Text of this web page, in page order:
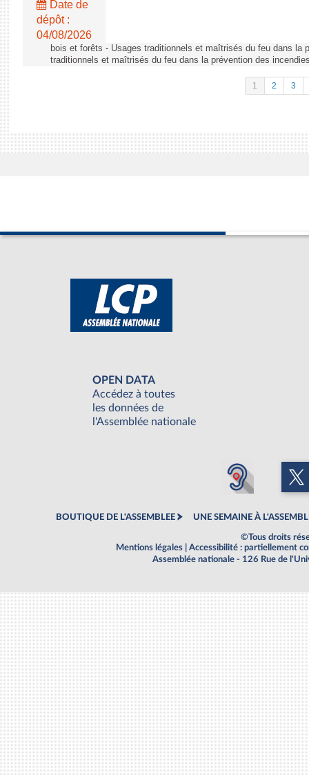
Date de
dépôt :
04/08/2026
bois et forêts - Usages traditionnels et maîtrisés du feu dans la
traditionnels et maîtrisés du feu dans la prévention des
1 2 3
OPEN DATA
Accédez à toutes
les données de
l'Assemblée nationale
BOUTIQUE DE L'ASSEMBLEE UNE SEMAINE À
©Tous droits
Mentions légales
Accessibilité : partiellement
Assemblée nationale - 126 Rue de